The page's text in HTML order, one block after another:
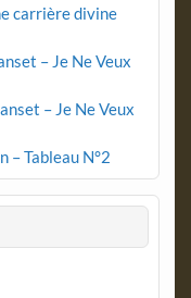
carrière divine
– Je Ne Veux
– Je Ne Veux
– Tableau N°2